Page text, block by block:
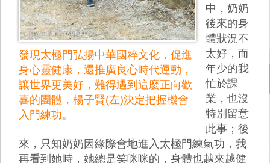
發現太極門弘揚中華國粹文化，促進
身心靈健康，還推廣良心時代運動，
讓世界更美好，難得遇到這麼正向歡
喜的團體，楊子賢(左)決定把握機會
入門練功。
中，奶奶
後來的身
體狀況不
太好，而
年少的我
忙於課
業，也沒
特別留意
此事；後
來，只知奶奶因緣際會地進入太極門練氣功，我
再看到她時，她總是笑咪咪的，身體也越來越健